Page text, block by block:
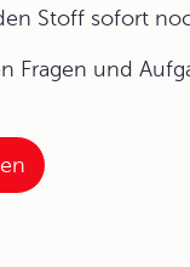
Stoff sofort
Fragen und